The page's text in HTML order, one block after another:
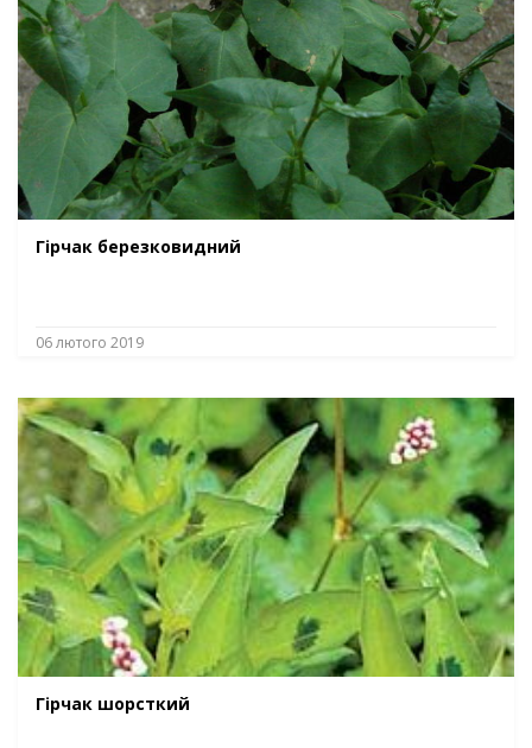
Гірчак березковидний
06 лютого 2019
Гірчак шорсткий